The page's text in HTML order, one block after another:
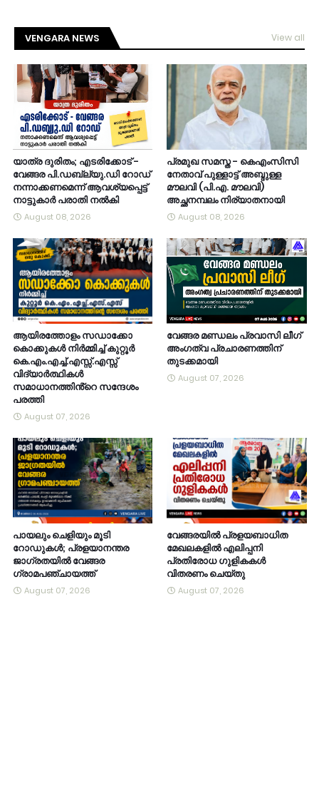
VENGARA NEWS View all
യാത്ര ദുരിതം; എടരിക്കോട് -
വേങ്ങര പി.ഡബ്ല്യു.ഡി റോഡ്
നന്നാക്കണമെന്ന് ആവശ്യപ്പെട്ട്
നാട്ടുകാർ പരാതി നൽകി
August 08, 2026
പ്രമുഖ സമസ്ത - കെഎംസിസി
നേതാവ് പുള്ളാട്ട് അബ്ദുള്ള
മൗലവി (പി.എ. മൗലവി)
അച്ഛനമ്പലം നിര്യാതനായി
August 08, 2026
ആയിരത്തോളം സഡാക്കോ
കൊക്കുകൾ നിർമ്മിച്ച് കുറ്റൂർ
കെ.എം.എച്ച്.എസ്സ്.എസ്സ്
വിദ്യാർത്ഥികൾ
സമാധാനത്തിൻ്റെ സന്ദേശം
പരത്തി
August 07, 2026
വേങ്ങര മണ്ഡലം പ്രവാസി ലീഗ്
അംഗത്വ പ്രചാരണത്തിന്
തുടക്കമായി
August 07, 2026
പായലും ചെളിയും മൂടി
റോഡുകൾ; പ്രളയാനന്തര
ജാഗ്രതയിൽ വേങ്ങര
ഗ്രാമപഞ്ചായത്ത്
August 07, 2026
വേങ്ങരയിൽ പ്രളയബാധിത
മേഖലകളിൽ എലിപ്പനി
പ്രതിരോധ ഗുളികകൾ
വിതരണം ചെയ്തു
August 07, 2026